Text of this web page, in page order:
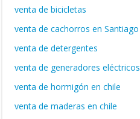
venta de bicicletas
venta de cachorros en Santiago
venta de detergentes
venta de generadores eléctricos
venta de hormigón en chile
venta de maderas en chile